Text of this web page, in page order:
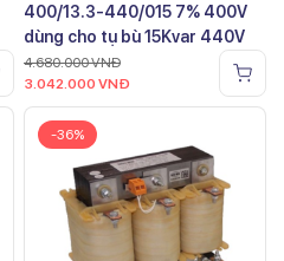
400/13.3-440/015 7% 400V
dùng cho tụ bù 15Kvar 440V
4.680.000VNĐ
3.042.000 VNĐ
-36%